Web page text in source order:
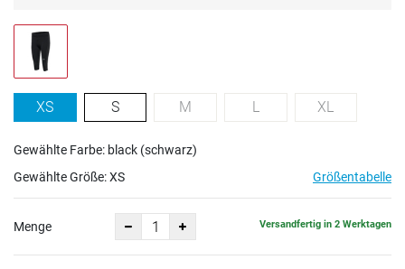
XS S M L XL
Gewählte Farbe: black (schwarz)
Gewählte Größe:XS Größentabelle
Menge Versandfertig in 2 Werktagen